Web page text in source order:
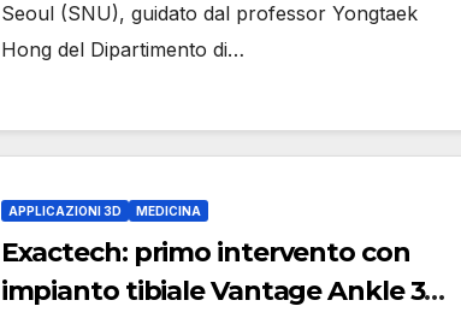
Seoul (SNU), guidato dal professor Yongtaek
Hong del Dipartimento di…
APPLICAZIONI 3D MEDICINA
Exactech: primo intervento con
impianto tibiale Vantage Ankle 3D